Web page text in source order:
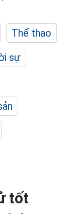
Thể thao
sự
tốt